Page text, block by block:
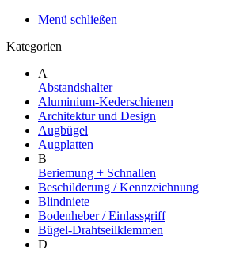
Menü schließen
Kategorien
A
Abstandshalter
Aluminium-Kederschienen
Architektur und Design
Augbügel
Augplatten
B
Beriemung + Schnallen
Beschilderung / Kennzeichnung
Blindniete
Bodenheber / Einlassgriff
Bügel-Drahtseilklemmen
D